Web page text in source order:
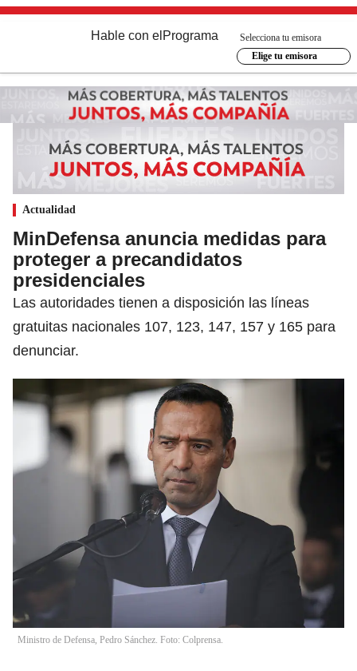
Hable con el Programa
Selecciona tu emisora
Elige tu emisora
Actualidad
MinDefensa anuncia medidas para
proteger a precandidatos
presidenciales
Las autoridades tienen a disposición las líneas
gratuitas nacionales 107, 123, 147, 157 y 165 para
denunciar.
Ministro de Defensa, Pedro Sánchez. Foto: Colprensa.